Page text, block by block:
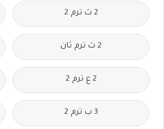
2 ث ترم 2
2 ث ترم ثان
2 ع ترم 2
3 ب ترم 2